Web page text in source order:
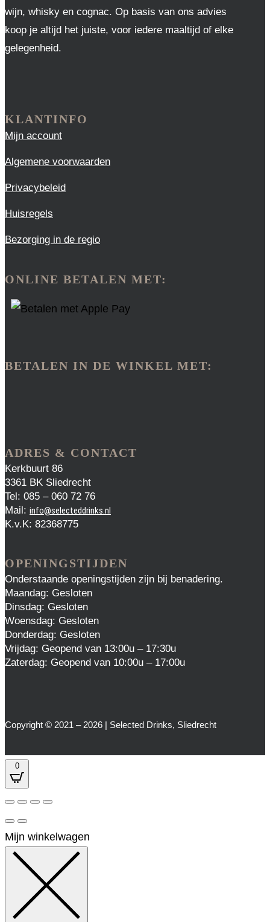
wijn, whisky en cognac. Op basis van ons advies
koop je altijd het juiste, voor iedere maaltijd of elke
gelegenheid.
KLANTINFO
Mijn account
Algemene voorwaarden
Privacybeleid
Huisregels
Bezorging in de regio
ONLINE BETALEN MET:
BETALEN IN DE WINKEL MET:
ADRES & CONTACT
Kerkbuurt 86
3361 BK Sliedrecht
Tel: 085 – 060 72 76
Mail: info@selecteddrinks.nl
K.v.K: 82368775
OPENINGSTIJDEN
Onderstaande openingstijden zijn bij benadering.
Maandag: Gesloten
Dinsdag: Gesloten
Woensdag: Gesloten
Donderdag: Gesloten
Vrijdag: Geopend van 13:00u – 17:30u
Zaterdag: Geopend van 10:00u – 17:00u
Copyright © 2021 – 2026 | Selected Drinks, Sliedrecht
0
Mijn winkelwagen